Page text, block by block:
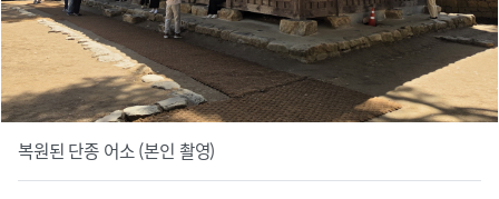
복원된 단종 어소 (본인 촬영)